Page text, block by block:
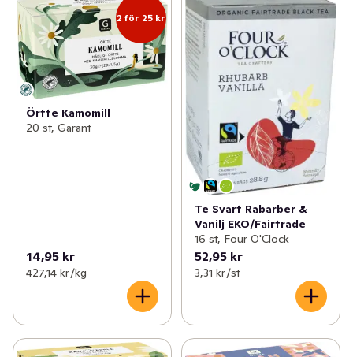
2 för 25 kr
Örtte Kamomill
20 st, Garant
14,95 kr
427,14 kr /kg
Te Svart Rabarber &
Vanilj EKO/Fairtrade
16 st, Four O'Clock
52,95 kr
3,31 kr /st